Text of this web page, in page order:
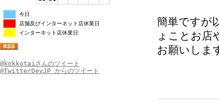
今日
店舗及びインターネット店休業日
インターネット店休業日
@kokkotaiさんのツイート
@TwitterDevJP からのツイート
簡単ですが
ょことお店
お願いしま